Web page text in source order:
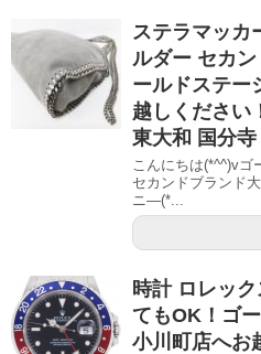
ステラマッカ
ルダー セカ
ールドステー
越しください
東大和 国分寺
こんにちは(*^^)v
セカンドブランド
ニ―(*...
時計 ロレッ
てもOK！ゴ
小川町店へお